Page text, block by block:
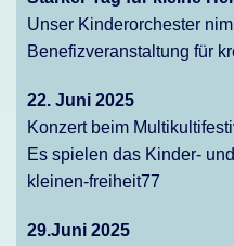
Unser Kinderorchester
Benefizveranstaltung für
22. Juni 2025
Konzert beim
Es spielen das Kinder-
kleinen-freiheit77
29.Juni 2025